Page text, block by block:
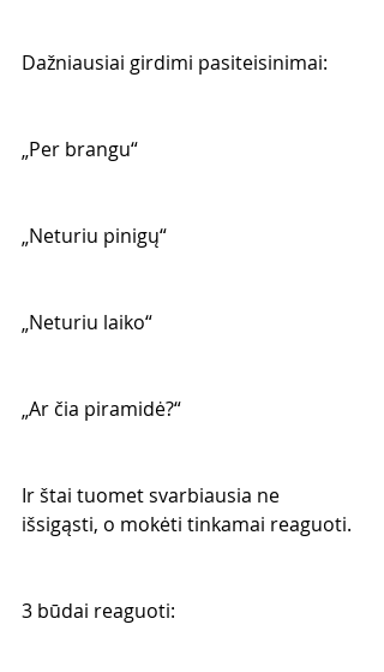
Dažniausiai girdimi pasiteisinimai:
„Per brangu“
„Neturiu pinigų“
„Neturiu laiko“
„Ar čia piramidė?“
Ir štai tuomet svarbiausia ne
išsigąsti, o mokėti tinkamai reaguoti.
3 būdai reaguoti: